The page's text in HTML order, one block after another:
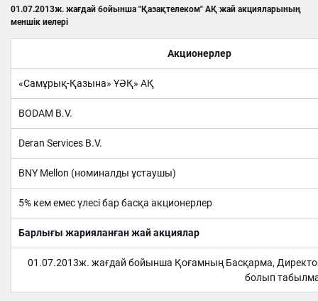
01.07.2013ж. жағдай бойынша "Қазақтелеком" АҚ жай акцияларының
меншік иелері
Акционерлер
«Самұрық-Қазына» ҰӘҚ» АҚ
BODAM B.V.
Deran Services B.V.
BNY Mellon (номиналды ұстаушы)
5% кем емес үлесі бар басқа акционерлер
Барлығы жарияланған жай акциялар
01.07.2013ж. жағдай бойынша Қоғамның Басқарма,
болып